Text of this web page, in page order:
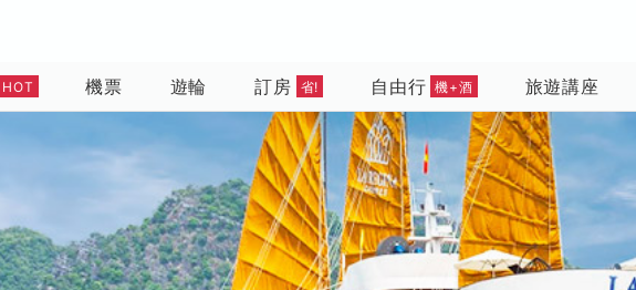
HOT 機票 遊輪 訂房 省! 自由行 機+酒 旅遊講座